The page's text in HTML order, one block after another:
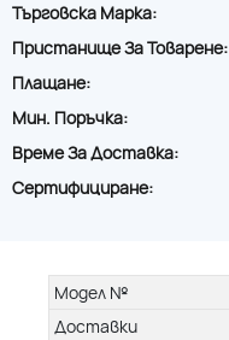
Търговска Марка:
Пристанище За Товарене:
Плащане:
Мин. Поръчка:
Време За Доставка:
Сертифициране:
Модел №
Доставки